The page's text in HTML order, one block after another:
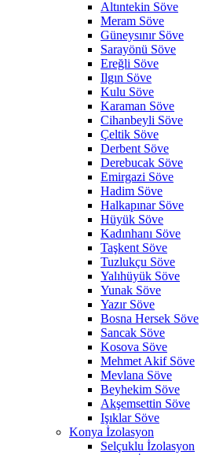
Altıntekin Söve
Meram Söve
Güneysınır Söve
Sarayönü Söve
Ereğli Söve
Ilgın Söve
Kulu Söve
Karaman Söve
Cihanbeyli Söve
Çeltik Söve
Derbent Söve
Derebucak Söve
Emirgazi Söve
Hadim Söve
Halkapınar Söve
Hüyük Söve
Kadınhanı Söve
Taşkent Söve
Tuzlukçu Söve
Yalıhüyük Söve
Yunak Söve
Yazır Söve
Bosna Hersek Söve
Sancak Söve
Kosova Söve
Mehmet Akif Söve
Mevlana Söve
Beyhekim Söve
Akşemsettin Söve
Işıklar Söve
Konya İzolasyon
Selçuklu İzolasyon